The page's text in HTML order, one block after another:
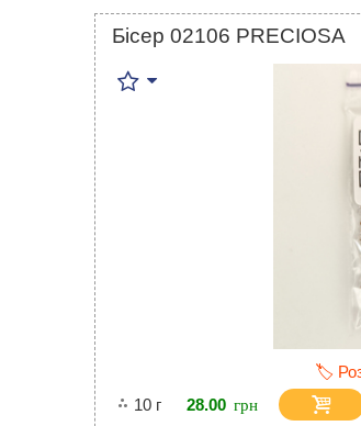
Бісер 02106 PRECIOSA
🏷️
10 г
28.00